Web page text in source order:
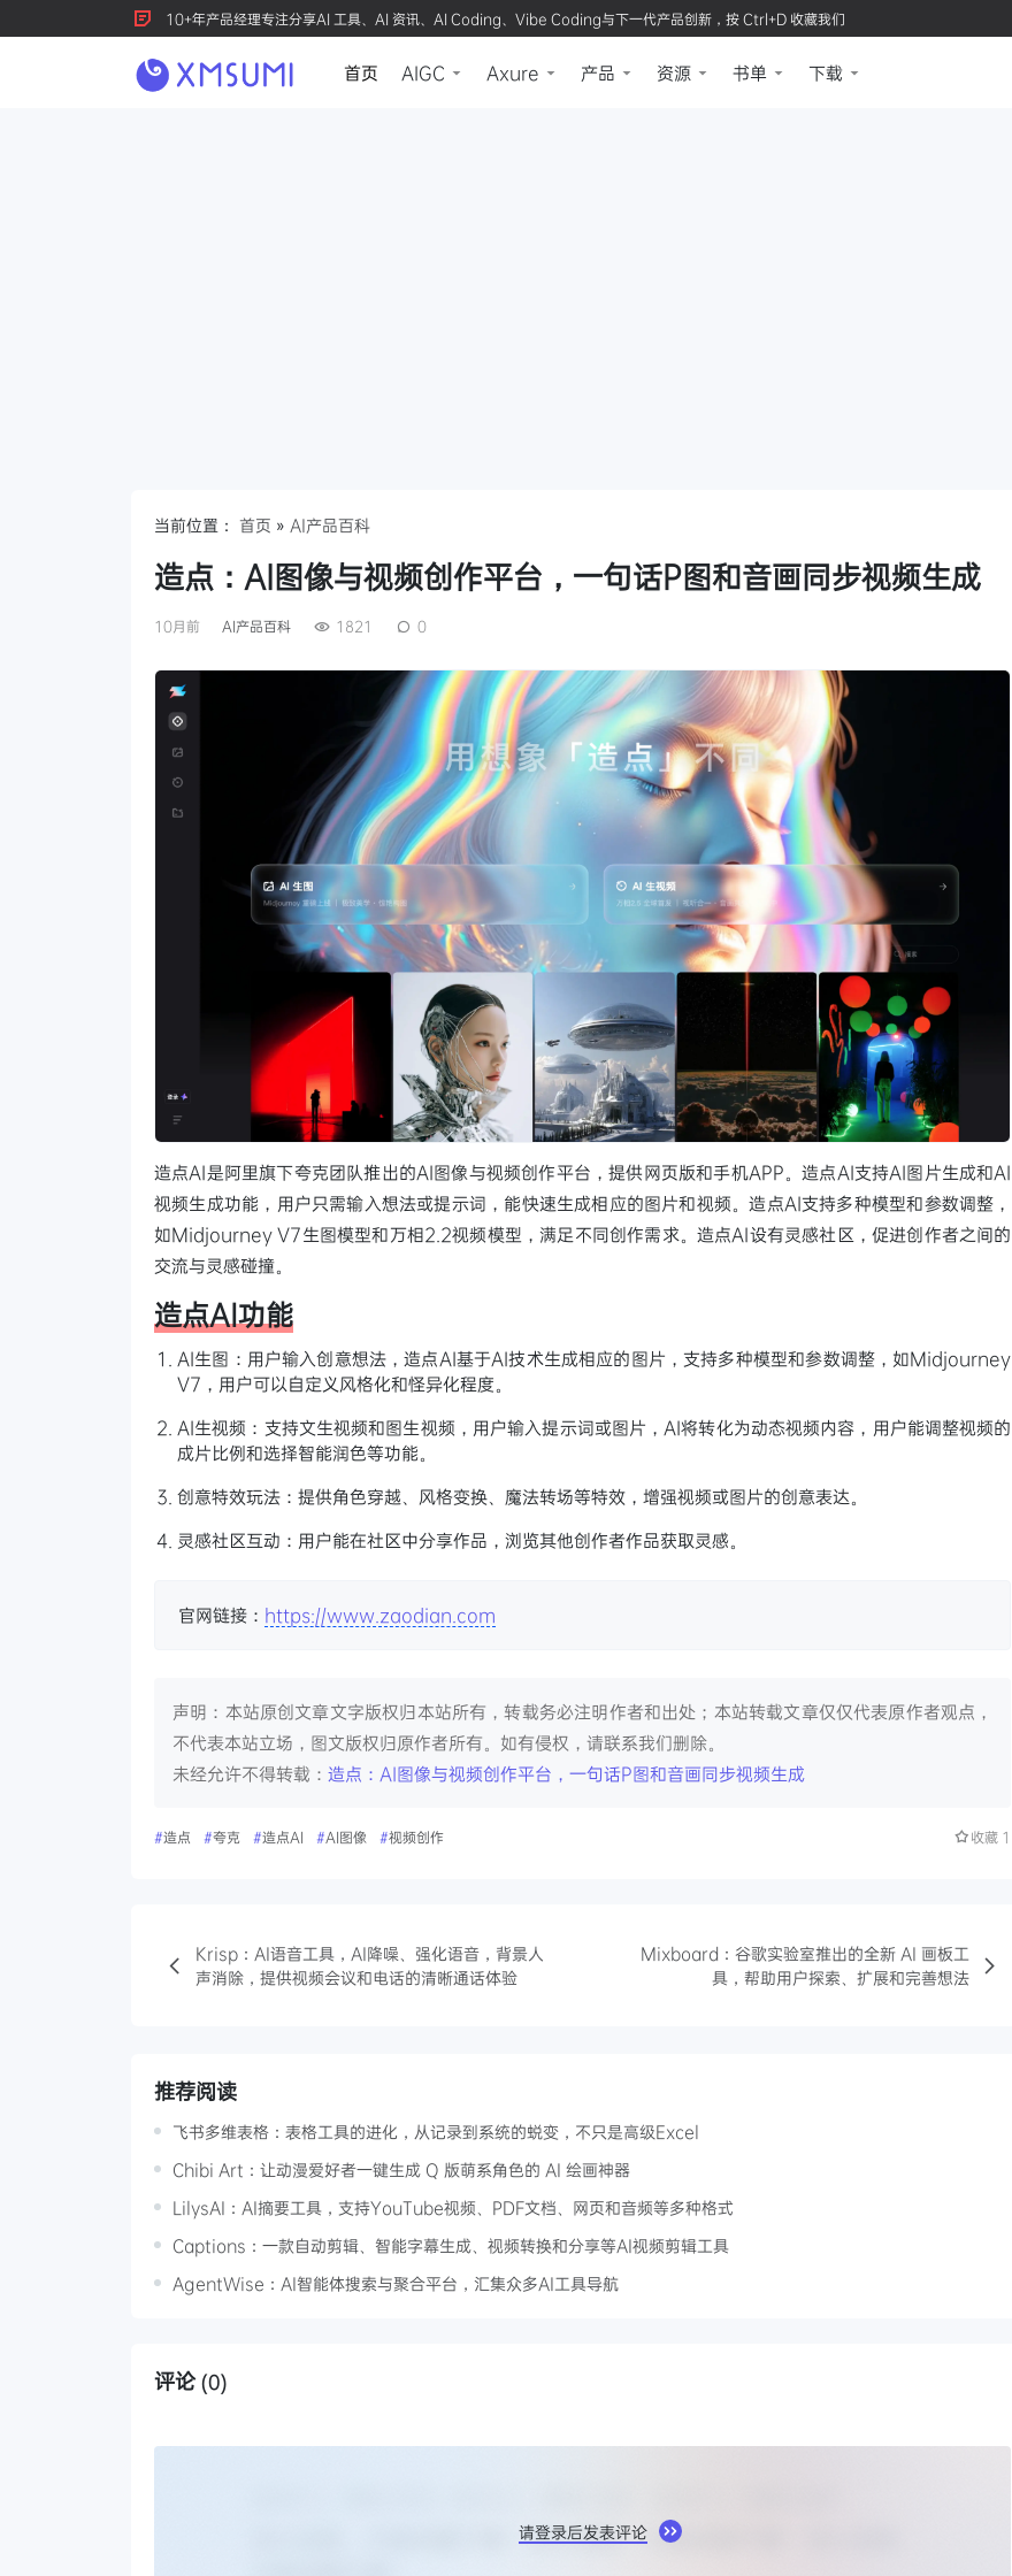
10+年产品经理专注分享AI 工具、AI 资讯、AI Coding、Vibe Coding与下一代产品创新，按 Ctrl+D 收藏我们
首页 AIGC Axure 产品 资源 书单 下载
当前位置： 首页 » AI产品百科
造点：AI图像与视频创作平台，一句话P图和音画同步视频生成
10月前 AI产品百科 1821 0
造点AI是阿里旗下夸克团队推出的AI图像与视频创作平台，提供网页版和手机APP。造点AI支持AI图片生成和AI
视频生成功能，用户只需输入想法或提示词，能快速生成相应的图片和视频。造点AI支持多种模型和参数调整，
如Midjourney V7生图模型和万相2.2视频模型，满足不同创作需求。造点AI设有灵感社区，促进创作者之间的
交流与灵感碰撞。
造点AI功能
AI生图：用户输入创意想法，造点AI基于AI技术生成相应的图片，支持多种模型和参数调整，如Midjourney
V7，用户可以自定义风格化和怪异化程度。
AI生视频：支持文生视频和图生视频，用户输入提示词或图片，AI将转化为动态视频内容，用户能调整视频的
成片比例和选择智能润色等功能。
创意特效玩法：提供角色穿越、风格变换、魔法转场等特效，增强视频或图片的创意表达。
灵感社区互动：用户能在社区中分享作品，浏览其他创作者作品获取灵感。
官网链接： https://www.zaodian.com
声明：本站原创文章文字版权归本站所有，转载务必注明作者和出处；本站转载文章仅仅代表原作者观点，
不代表本站立场，图文版权归原作者所有。如有侵权，请联系我们删除。
未经允许不得转载： 造点：AI图像与视频创作平台，一句话P图和音画同步视频生成
#造点 #夸克 #造点AI #AI图像 #视频创作 收藏 1
Krisp：AI语音工具，AI降噪、强化语音，背景人
声消除，提供视频会议和电话的清晰通话体验
Mixboard：谷歌实验室推出的全新 AI 画板工
具，帮助用户探索、扩展和完善想法
推荐阅读
飞书多维表格：表格工具的进化，从记录到系统的蜕变，不只是高级Excel
Chibi Art：让动漫爱好者一键生成 Q 版萌系角色的 AI 绘画神器
LilysAI：AI摘要工具，支持YouTube视频、PDF文档、网页和音频等多种格式
Captions：一款自动剪辑、智能字幕生成、视频转换和分享等AI视频剪辑工具
AgentWise：AI智能体搜索与聚合平台，汇集众多AI工具导航
评论 (0)
请登录后发表评论